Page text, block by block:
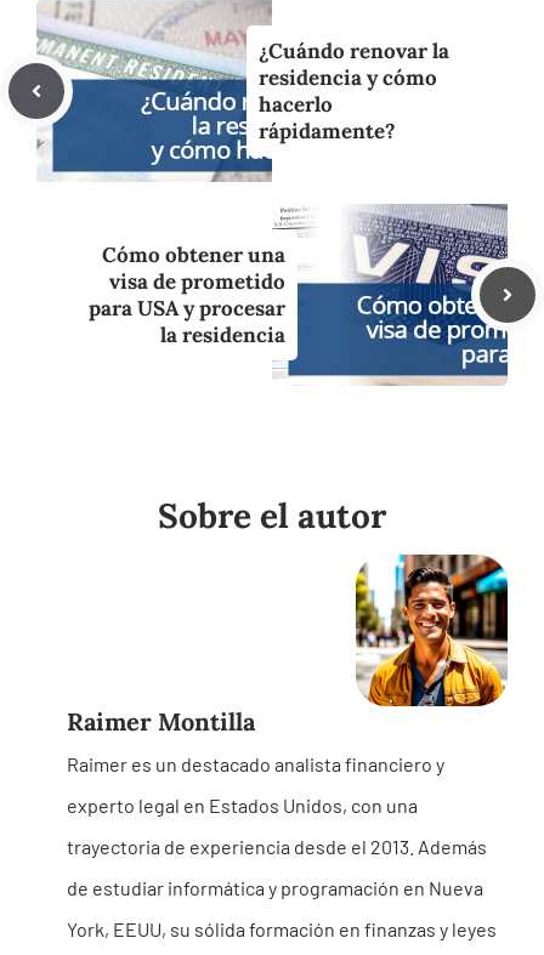
¿Cuándo renovar la
residencia y cómo
hacerlo
rápidamente?
Cómo obtener una
visa de prometido
para USA y procesar
la residencia
Sobre el autor
Raimer Montilla
Raimer es un destacado analista financiero y
experto legal en Estados Unidos, con una
trayectoria de experiencia desde el 2013. Además
de estudiar informática y programación en Nueva
York, EEUU, su sólida formación en finanzas y leyes